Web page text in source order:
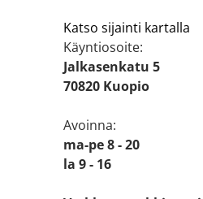
Katso sijainti kartalla
Käyntiosoite:
Jalkasenkatu 5
70820 Kuopio
Avoinna:
ma-pe 8 - 20
la 9 - 16